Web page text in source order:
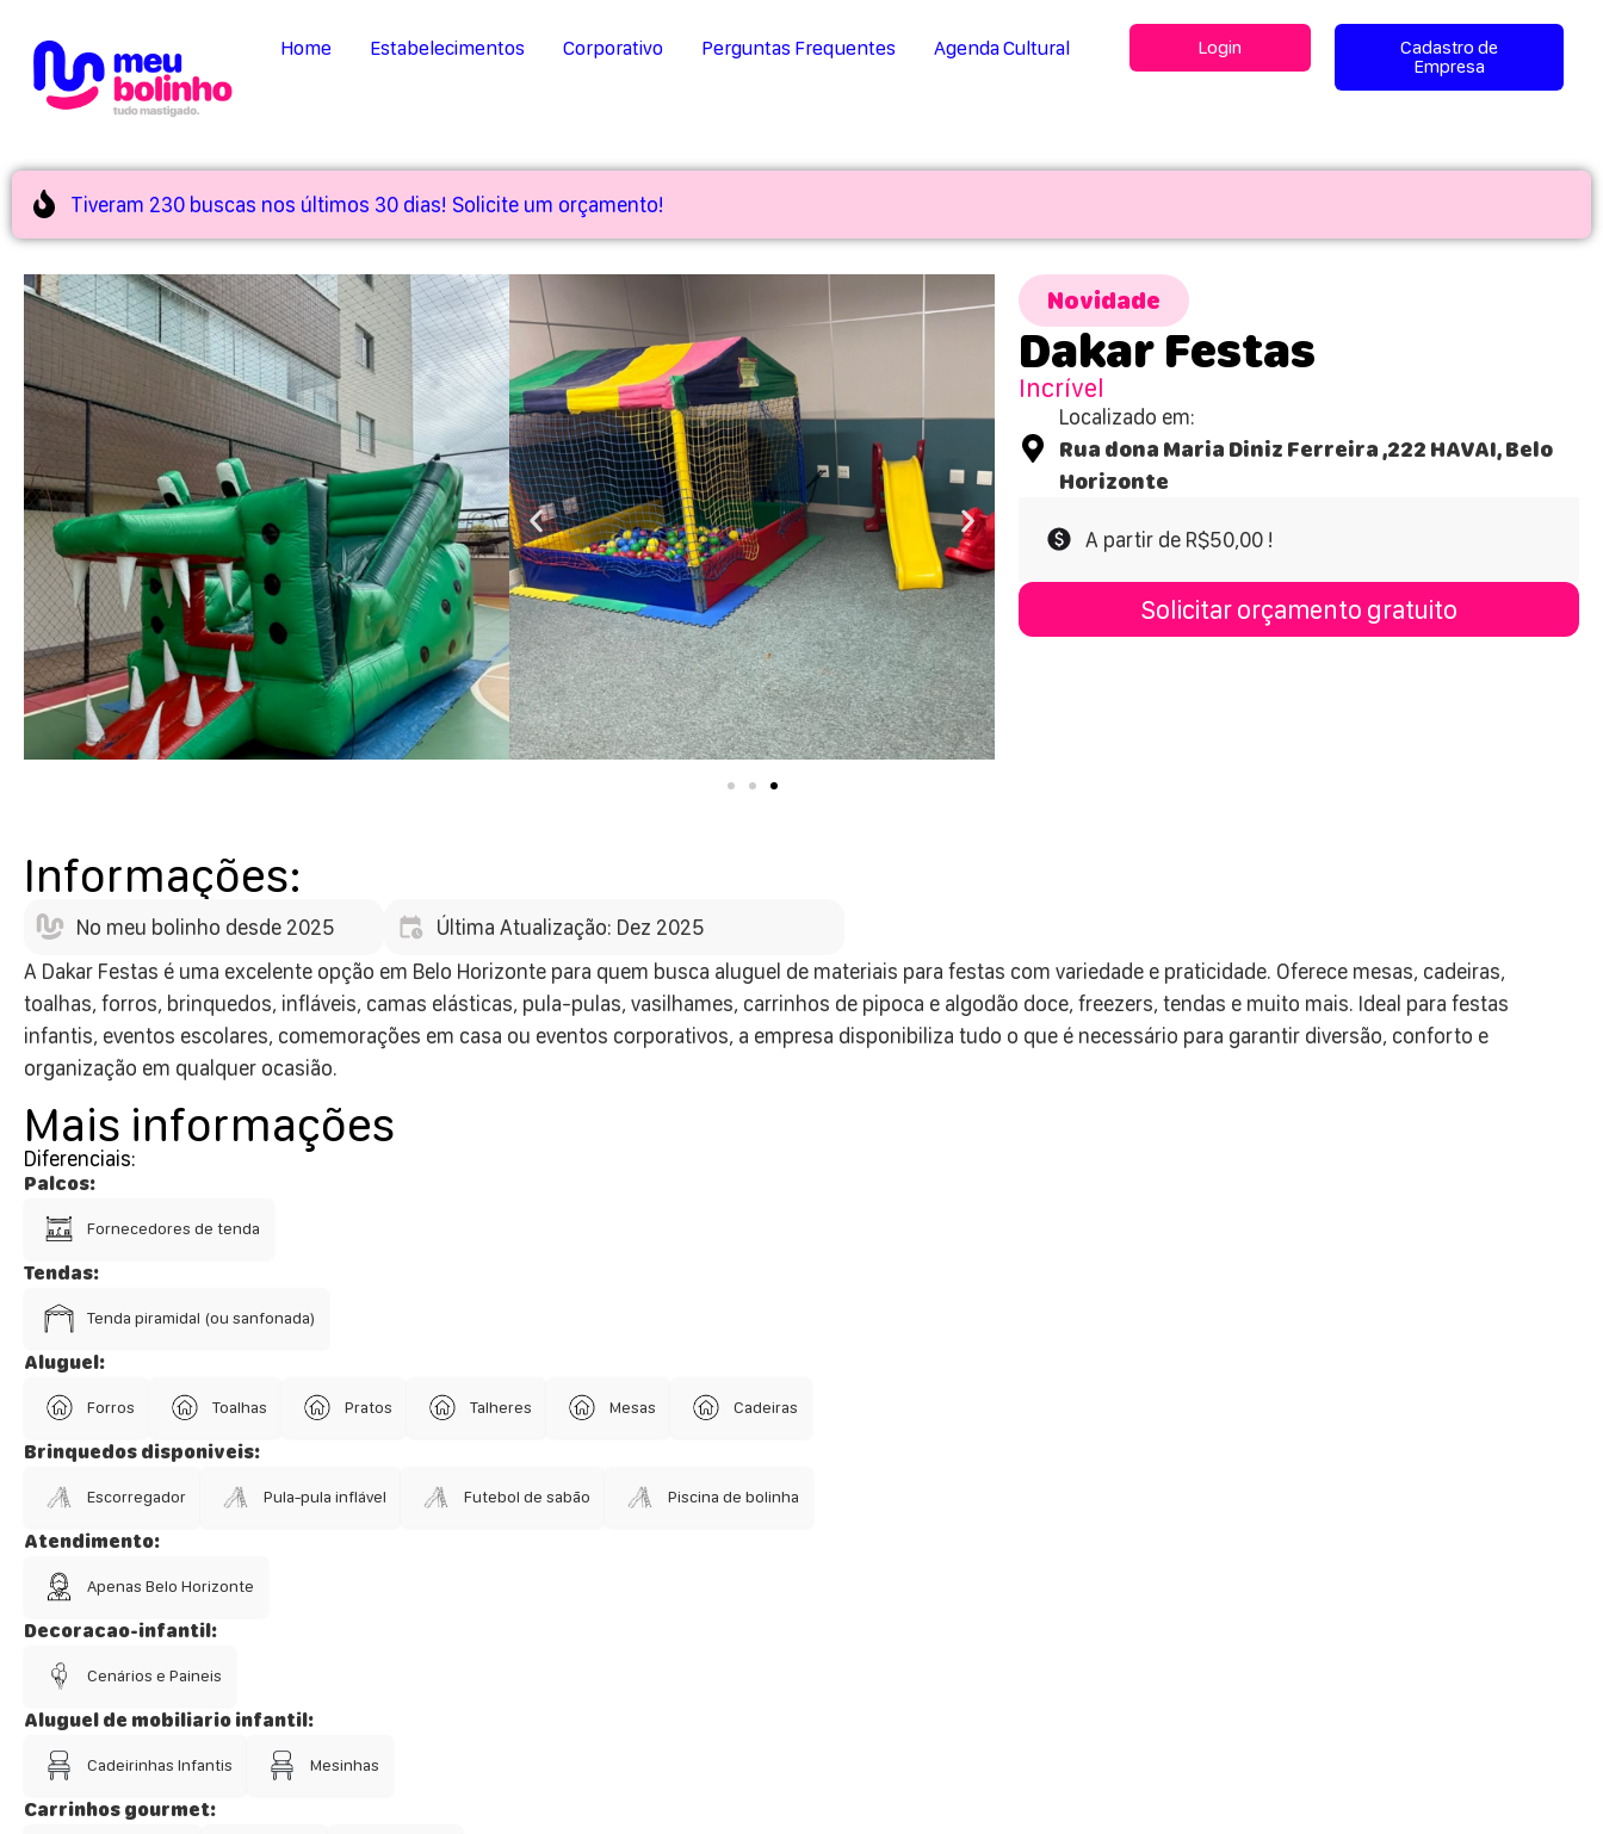
Home Estabelecimentos Corporativo Perguntas Frequentes Agenda Cultural Login
Cadastro de
Empresa
Tiveram 230 buscas nos últimos 30 dias! Solicite um orçamento!
Novidade
Dakar Festas
Incrível
Localizado em:
Rua dona Maria Diniz Ferreira ,222 HAVAI, Belo
Horizonte
A partir de R$50,00 !
Solicitar orçamento gratuito
Informações:
No meu bolinho desde 2025
Última Atualização: Dez 2025
A Dakar Festas é uma excelente opção em Belo Horizonte para quem busca aluguel de materiais para festas com variedade e praticidade. Oferece mesas, cadeiras,
toalhas, forros, brinquedos, infláveis, camas elásticas, pula-pulas, vasilhames, carrinhos de pipoca e algodão doce, freezers, tendas e muito mais. Ideal para festas
infantis, eventos escolares, comemorações em casa ou eventos corporativos, a empresa disponibiliza tudo o que é necessário para garantir diversão, conforto e
organização em qualquer ocasião.
Mais informações
Diferenciais:
Palcos:
Fornecedores de tenda
Tendas:
Tenda piramidal (ou sanfonada)
Aluguel:
Forros Toalhas Pratos Talheres Mesas Cadeiras
Brinquedos disponiveis:
Escorregador Pula-pula inflável Futebol de sabão Piscina de bolinha
Atendimento:
Apenas Belo Horizonte
Decoracao-infantil:
Cenários e Paineis
Aluguel de mobiliario infantil:
Cadeirinhas Infantis Mesinhas
Carrinhos gourmet: